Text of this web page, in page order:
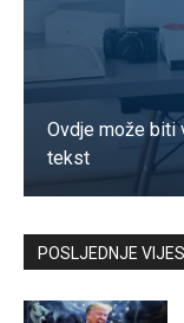
Ovdje može biti
tekst
Kontaktirajte
POSLJEDNJE